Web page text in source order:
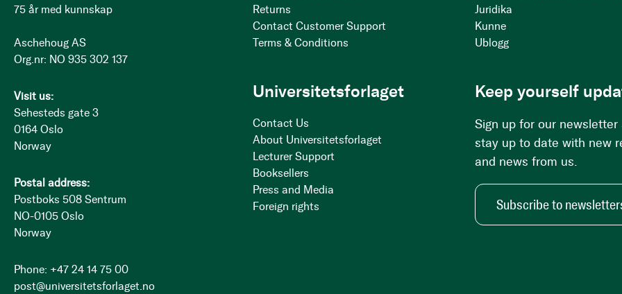
75 år med kunnskap
Aschehoug AS
Org.nr: NO 935 302 137
Visit us:
Sehesteds gate 3
0164 Oslo
Norway
Postal address:
Postboks 508 Sentrum
NO-0105 Oslo
Norway
Phone: +47 24 14 75 00
post@universitetsforlaget.no
Returns
Contact Customer Support
Terms & Conditions
Juridika
Kunne
Ublogg
Universitetsforlaget
Contact Us
About Universitetsforlaget
Lecturer Support
Booksellers
Press and Media
Foreign rights
Keep yourself
Sign up for our newsletter
stay up to date with new
and news from us.
Subscribe to